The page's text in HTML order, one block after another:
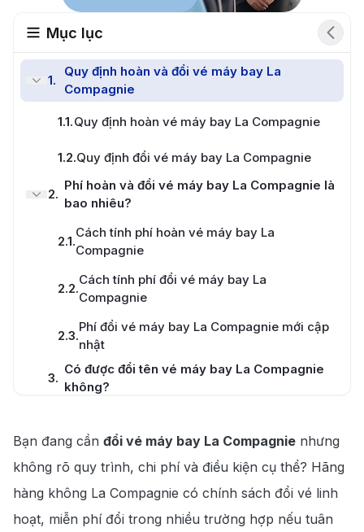
Mục lục
1.
Quy định hoàn và đổi vé máy bay La
Compagnie
1.1.Quy định hoàn vé máy bay La Compagnie
1.2.Quy định đổi vé máy bay La Compagnie
2.
Phí hoàn và đổi vé máy bay La Compagnie là
bao nhiêu?
2.1.
Cách tính phí hoàn vé máy bay La
Compagnie
2.2.
Cách tính phí đổi vé máy bay La
Compagnie
2.3.
Phí đổi vé máy bay La Compagnie mới cập
nhật
3.
Có được đổi tên vé máy bay La Compagnie
không?
4.1 .
Đổi vé máy bay La Compagnie tại website
của hãng
4.2.
Đổi vé máy bay La Compagnie qua điện
thoại
Bạn đang cần đổi vé máy bay La Compagnie nhưng
không rõ quy trình, chi phí và điều kiện cụ thể? Hãng
hàng không La Compagnie có chính sách đổi vé linh
hoạt, miễn phí đổi trong nhiều trường hợp nếu tuân
Đổi vé nhanh chóng
Đặt vé miễn phí
Tư vấn nhiệt tình
Hotline
028 7303 6167